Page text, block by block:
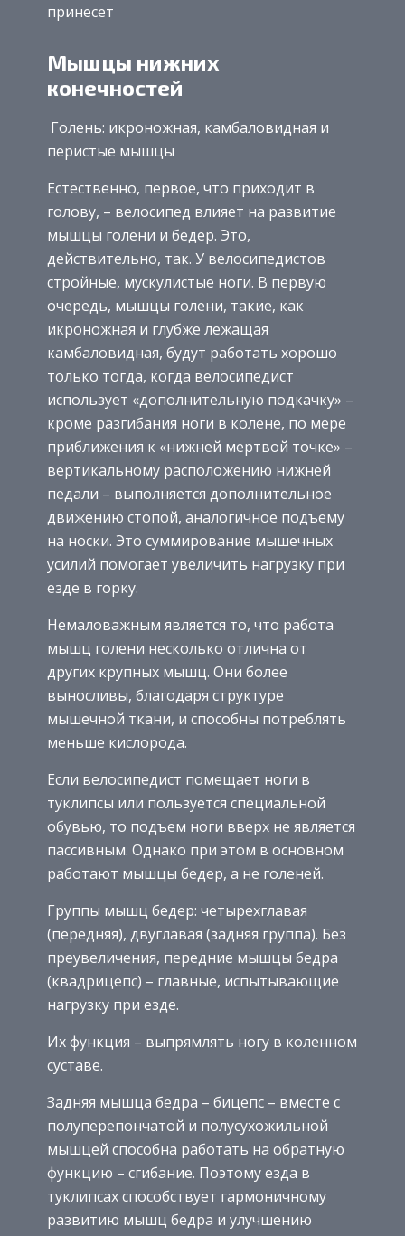
принесет
Мышцы нижних
конечностей
Голень: икроножная, камбаловидная и
перистые мышцы
Естественно, первое, что приходит в
голову, – велосипед влияет на развитие
мышцы голени и бедер. Это,
действительно, так. У велосипедистов
стройные, мускулистые ноги. В первую
очередь, мышцы голени, такие, как
икроножная и глубже лежащая
камбаловидная, будут работать хорошо
только тогда, когда велосипедист
использует «дополнительную подкачку» –
кроме разгибания ноги в колене, по мере
приближения к «нижней мертвой точке» –
вертикальному расположению нижней
педали – выполняется дополнительное
движению стопой, аналогичное подъему
на носки. Это суммирование мышечных
усилий помогает увеличить нагрузку при
езде в горку.
Немаловажным является то, что работа
мышц голени несколько отлична от
других крупных мышц. Они более
выносливы, благодаря структуре
мышечной ткани, и способны потреблять
меньше кислорода.
Если велосипедист помещает ноги в
туклипсы или пользуется специальной
обувью, то подъем ноги вверх не является
пассивным. Однако при этом в основном
работают мышцы бедер, а не голеней.
Группы мышц бедер: четырехглавая
(передняя), двуглавая (задняя группа). Без
преувеличения, передние мышцы бедра
(квадрицепс) – главные, испытывающие
нагрузку при езде.
Их функция – выпрямлять ногу в коленном
суставе.
Задняя мышца бедра – бицепс – вместе с
полуперепончатой и полусухожильной
мышцей способна работать на обратную
функцию – сгибание. Поэтому езда в
туклипсах способствует гармоничному
развитию мышц бедра и улучшению